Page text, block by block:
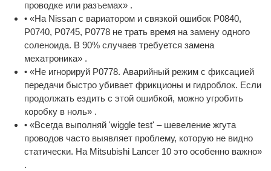
проводке или разъемах» .
• «На Nissan с вариатором и связкой ошибок P0840,
P0740, P0745, P0778 не трать время на замену одного
соленоида. В 90% случаев требуется замена
мехатроника» .
• «Не игнорируй P0778. Аварийный режим с фиксацией
передачи быстро убивает фрикционы и гидроблок. Если
продолжать ездить с этой ошибкой, можно угробить
коробку в ноль» .
• «Всегда выполняй 'wiggle test' – шевеление жгута
проводов часто выявляет проблему, которую не видно
статически. На Mitsubishi Lancer 10 это особенно важно»
.